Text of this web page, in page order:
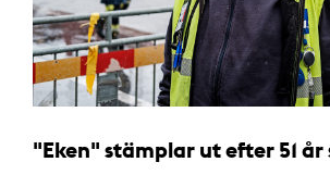
"Eken" stämplar ut efter 51 år